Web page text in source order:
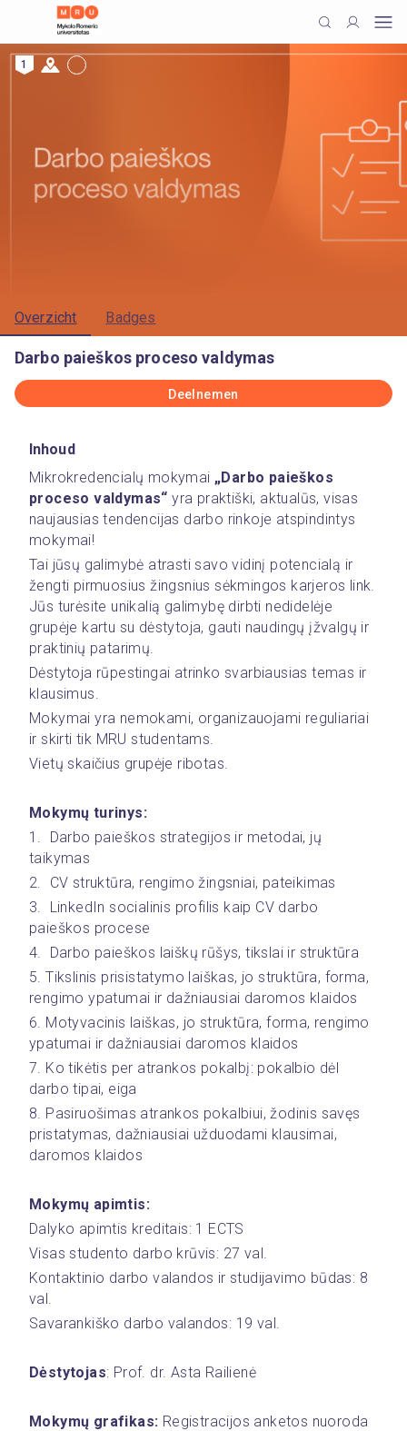
1
Overzicht Badges
Darbo paieškos proceso valdymas
Deelnemen
Inhoud
Mikrokredencialų mokymai „Darbo paieškos
proceso valdymas“ yra praktiški, aktualūs, visas
naujausias tendencijas darbo rinkoje atspindintys
mokymai!
Tai jūsų galimybė atrasti savo vidinį potencialą ir
žengti pirmuosius žingsnius sėkmingos karjeros link.
Jūs turėsite unikalią galimybę dirbti nedidelėje
grupėje kartu su dėstytoja, gauti naudingų įžvalgų ir
praktinių patarimų.
Dėstytoja rūpestingai atrinko svarbiausias temas ir
klausimus.
Mokymai yra nemokami, organizauojami reguliariai
ir skirti tik MRU studentams.
Vietų skaičius grupėje ribotas.
Mokymų turinys:
1.  Darbo paieškos strategijos ir metodai, jų
taikymas
2.  CV struktūra, rengimo žingsniai, pateikimas
3.  LinkedIn socialinis profilis kaip CV darbo
paieškos procese
4.  Darbo paieškos laiškų rūšys, tikslai ir struktūra
5. Tikslinis prisistatymo laiškas, jo struktūra, forma,
rengimo ypatumai ir dažniausiai daromos klaidos
6. Motyvacinis laiškas, jo struktūra, forma, rengimo
ypatumai ir dažniausiai daromos klaidos
7. Ko tikėtis per atrankos pokalbį: pokalbio dėl
darbo tipai, eiga
8. Pasiruošimas atrankos pokalbiui, žodinis savęs
pristatymas, dažniausiai užduodami klausimai,
daromos klaidos
Mokymų apimtis:
Dalyko apimtis kreditais: 1 ECTS
Visas studento darbo krūvis: 27 val.
Kontaktinio darbo valandos ir studijavimo būdas: 8
val.
Savarankiško darbo valandos: 19 val.
Dėstytojas: Prof. dr. Asta Railienė
Mokymų grafikas: Registracijos anketos nuoroda